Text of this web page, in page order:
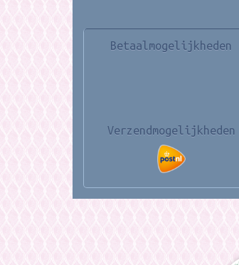
Betaalmogelijkheden
Verzendmogelijkheden